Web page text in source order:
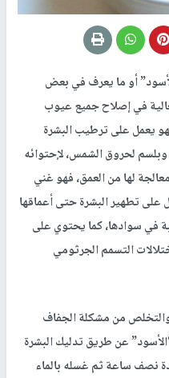
أو ما يعرف في بعض
في إصلاح جميع عيوب
يعمل على ترطيب البشرة
لحروق الشمس، لإحتوائه
لها من العمق، فهو غني
على تطهير البشرة حتى أعماقها
في سوادها، كما يحتوي على
التسمم الجرثومي
من مشكلة الجفاف
عن طريق تدليك البشرة
نصف ساعة ثم غسله بالماء